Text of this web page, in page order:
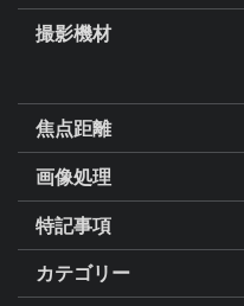
撮影機材
焦点距離
画像処理
特記事項
カテゴリー